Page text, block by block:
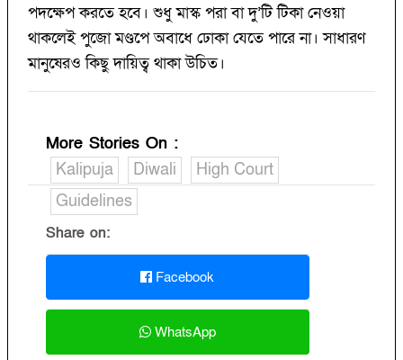
পদক্ষেপ করতে হবে। শুধু মাস্ক পরা বা দু’টি টিকা নেওয়া
থাকলেই পুজো মণ্ডপে অবাধে ঢোকা যেতে পারে না। সাধারণ
মানুষেরও কিছু দায়িত্ব থাকা উচিত।
More Stories On :
Kalipuja
Diwali
High Court
Guidelines
Share on:
Facebook
WhatsApp